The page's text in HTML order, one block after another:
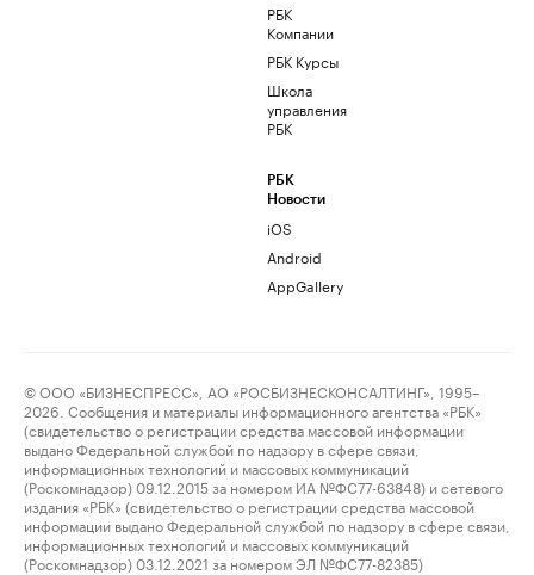
РБК
Компании
РБК Курсы
Школа
управления
РБК
РБК
Новости
iOS
Android
AppGallery
© ООО «БИЗНЕСПРЕСС», АО «РОСБИЗНЕСКОНСАЛТИНГ», 1995–
2026. Сообщения и материалы информационного агентства «РБК»
(свидетельство о регистрации средства массовой информации
выдано Федеральной службой по надзору в сфере связи,
информационных технологий и массовых коммуникаций
(Роскомнадзор) 09.12.2015 за номером ИА №ФС77-63848) и сетевого
издания «РБК» (свидетельство о регистрации средства массовой
информации выдано Федеральной службой по надзору в сфере связи,
информационных технологий и массовых коммуникаций
(Роскомнадзор) 03.12.2021 за номером ЭЛ №ФС77-82385)